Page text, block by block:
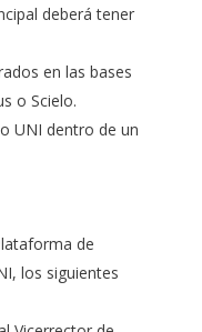
deberá tener
en las bases
o Scielo.
UNI dentro de un
de
los siguientes